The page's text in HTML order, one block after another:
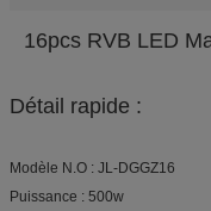
16pcs RVB LED
Détail rapide :
Modèle N.O : JL-DGGZ16
Puissance : 500w